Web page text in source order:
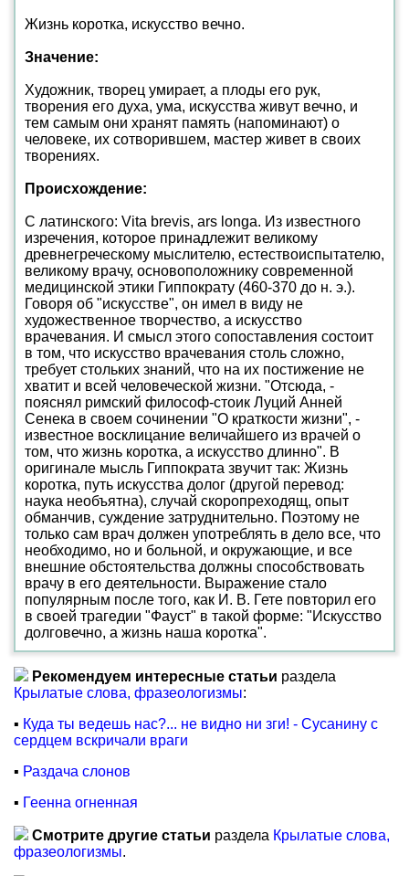
Жизнь коротка, искусство вечно.
Значение:
Художник, творец умирает, а плоды его рук,
творения его духа, ума, искусства живут вечно, и
тем самым они хранят память (напоминают) о
человеке, их сотворившем, мастер живет в своих
творениях.
Происхождение:
С латинского: Vita brevis, ars longa. Из известного
изречения, которое принадлежит великому
древнегреческому мыслителю, естествоиспытателю,
великому врачу, основоположнику современной
медицинской этики Гиппократу (460-370 до н. э.).
Говоря об "искусстве", он имел в виду не
художественное творчество, а искусство
врачевания. И смысл этого сопоставления состоит
в том, что искусство врачевания столь сложно,
требует стольких знаний, что на их постижение не
хватит и всей человеческой жизни. "Отсюда, -
пояснял римский философ-стоик Луций Анней
Сенека в своем сочинении "О краткости жизни", -
известное восклицание величайшего из врачей о
том, что жизнь коротка, а искусство длинно". В
оригинале мысль Гиппократа звучит так: Жизнь
коротка, путь искусства долог (другой перевод:
наука необъятна), случай скоропреходящ, опыт
обманчив, суждение затруднительно. Поэтому не
только сам врач должен употреблять в дело все, что
необходимо, но и больной, и окружающие, и все
внешние обстоятельства должны способствовать
врачу в его деятельности. Выражение стало
популярным после того, как И. В. Гете повторил его
в своей трагедии "Фауст" в такой форме: "Искусство
долговечно, а жизнь наша коротка".
Рекомендуем интересные статьи раздела
Крылатые слова, фразеологизмы:
▪ Куда ты ведешь нас?... не видно ни зги! - Сусанину с
сердцем вскричали враги
▪ Раздача слонов
▪ Геенна огненная
Смотрите другие статьи раздела Крылатые слова,
фразеологизмы.